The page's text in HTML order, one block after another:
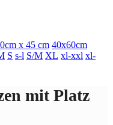
x 45 cm 40x60cm
S s-l S/M XL xl-xxl xl-
mit Platz